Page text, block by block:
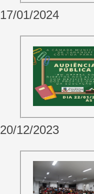
17/01/2024
20/12/2023